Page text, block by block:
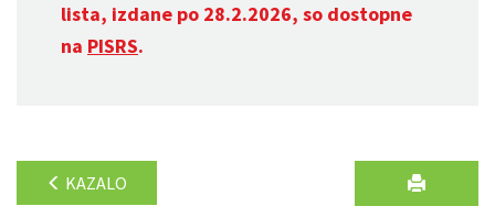
lista, izdane po 28.2.2026, so dostopne
na PISRS.
KAZALO